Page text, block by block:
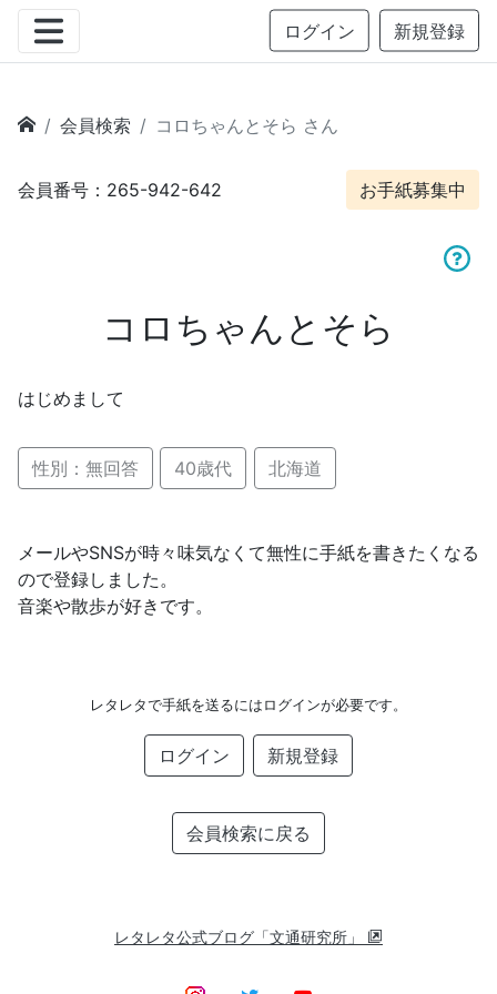
ログイン 新規登録
会員検索 コロちゃんとそら さん
会員番号：265-942-642 お手紙募集中
コロちゃんとそら
はじめまして
性別：無回答 40歳代 北海道
メールやSNSが時々味気なくて無性に手紙を書きたくなる
ので登録しました。
音楽や散歩が好きです。
レタレタで手紙を送るにはログインが必要です。
ログイン 新規登録
会員検索に戻る
レタレタ公式ブログ「文通研究所」